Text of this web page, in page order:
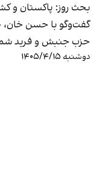
بحث روز: پاکستان و
گفت‌وگو با حسن خان،
حزب جنبش و فرید
دوشنبه ۱۴۰۵/۴/۱۵